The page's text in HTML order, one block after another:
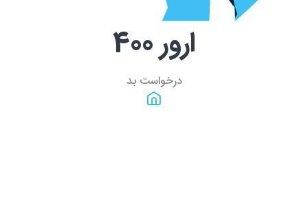
ارور400
درخواست بد